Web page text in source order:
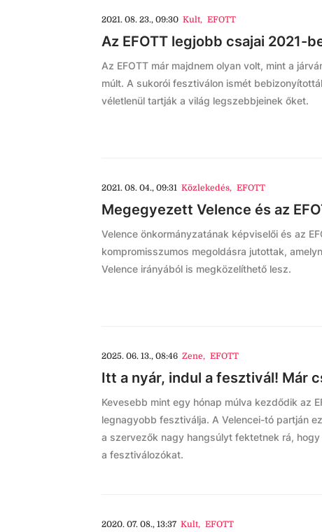
2021. 08. 23., 09:30 Kult, EFOTT
Az EFOTT legjobb csajai 2021-
Az EFOTT már majdnem olyan volt, mint a
múlt. A sukorói fesztiválon ismét
véletlenül tartják a világ legszebbjeinek őket.
2021. 08. 04., 09:31 Közlekedés, EFOTT
Megegyezett Velence és az
Velence önkormányzatának képviselői és az
kompromisszumos megoldásra jutottak,
Velence irányából is megközelíthető lesz.
2025. 06. 13., 08:46 Zene, EFOTT
Itt a nyár, indul a fesztivál! Már
Kevesebb mint egy hónap múlva kezdődik az
legnagyobb fesztiválja. A Velencei-tó partján
a szervezők nagy hangsúlyt fektetnek rá,
a fesztiválozókat.
2020. 07. 08., 13:37 Kult, EFOTT